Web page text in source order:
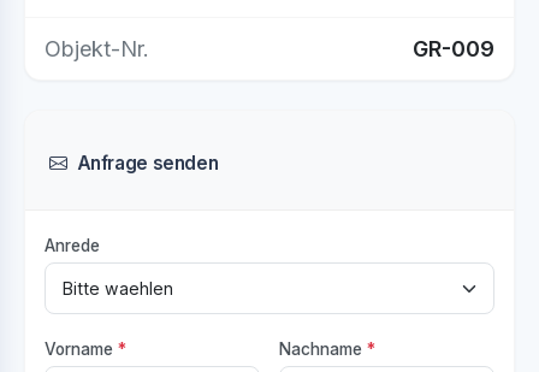
Objekt-Nr. GR-009
Anfrage senden
Anrede
Vorname * Nachname *